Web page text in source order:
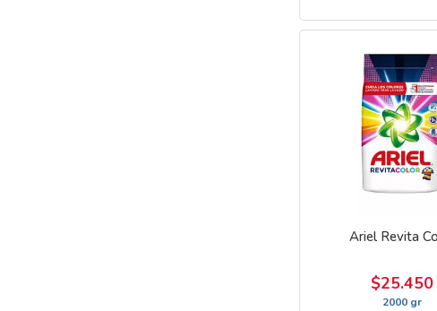
Ariel Revita
$25.450
2000 gr